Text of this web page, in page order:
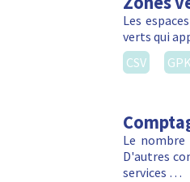
Les
verts qui
CSV
Le
D'autres
services …